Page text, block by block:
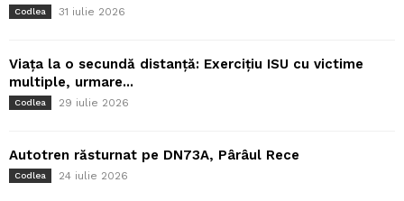
Codlea 31 iulie 2026
Viața la o secundă distanță: Exercițiu ISU cu victime
multiple, urmare...
Codlea 29 iulie 2026
Autotren răsturnat pe DN73A, Pârâul Rece
Codlea 24 iulie 2026